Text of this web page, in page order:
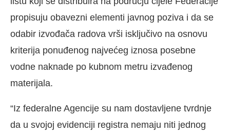
propisuju obavezni elementi javnog poziva i da se
odabir izvođača radova vrši isključivo na osnovu
kriterija ponuđenog najvećeg iznosa posebne
vodne naknade po kubnom metru izvađenog
materijala.
“Iz federalne Agencije su nam dostavljene tvrdnje
da u svojoj evidenciji registra nemaju niti jednog